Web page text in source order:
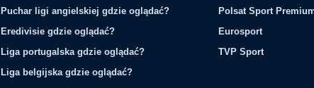
Puchar ligi angielskiej gdzie oglądać?
Eredivisie gdzie oglądać?
Liga portugalska gdzie oglądać?
Liga belgijska gdzie oglądać?
Polsat Sport
Eurosport
TVP Sport